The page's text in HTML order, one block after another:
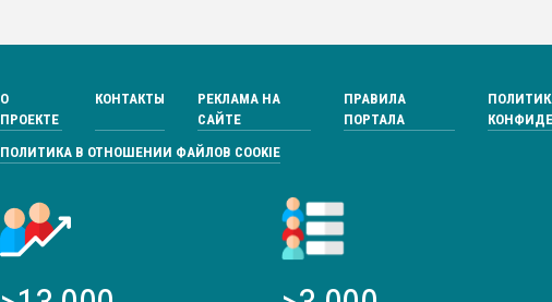
О
ПРОЕКТЕ
КОНТАКТЫ
РЕКЛАМА НА
САЙТЕ
ПРАВИЛА
ПОРТАЛА
ПОЛИТИКА В ОТНОШЕНИИ ФАЙЛОВ COOKIE